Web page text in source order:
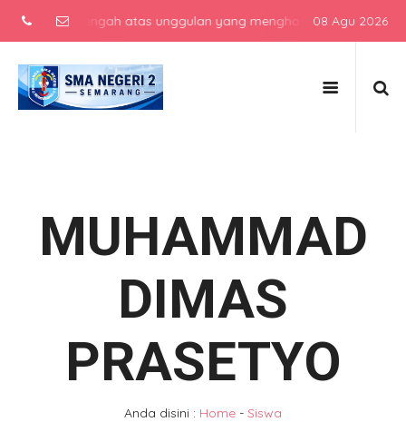
menengah atas unggulan yang menghasilkan lulusan
08 Agu 2026
MUHAMMAD
DIMAS
PRASETYO
Anda disini : Home - Siswa